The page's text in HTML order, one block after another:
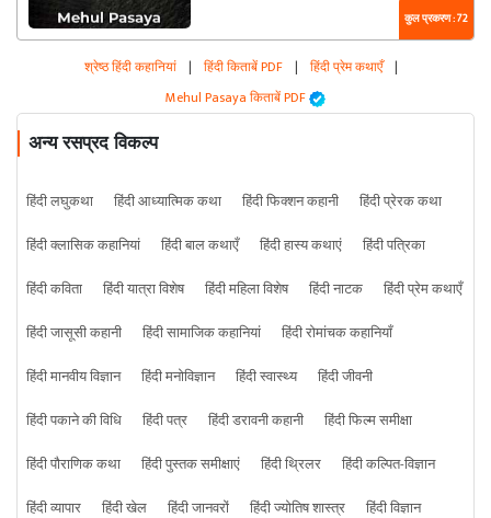
कुल प्रकरण : 72
श्रेष्ठ हिंदी कहानियां | हिंदी किताबें PDF | हिंदी प्रेम कथाएँ |
Mehul Pasaya किताबें PDF
अन्य रसप्रद विकल्प
हिंदी लघुकथा हिंदी आध्यात्मिक कथा हिंदी फिक्शन कहानी
हिंदी प्रेरक कथा
हिंदी क्लासिक कहानियां
हिंदी बाल कथाएँ हिंदी हास्य कथाएं
हिंदी पत्रिका
हिंदी कविता
हिंदी यात्रा विशेष हिंदी महिला विशेष हिंदी नाटक
हिंदी प्रेम कथाएँ
हिंदी जासूसी कहानी
हिंदी सामाजिक कहानियां
हिंदी रोमांचक कहानियाँ
हिंदी मानवीय विज्ञान
हिंदी मनोविज्ञान हिंदी स्वास्थ्य
हिंदी जीवनी
हिंदी पकाने की विधि
हिंदी पत्र हिंदी डरावनी कहानी
हिंदी फिल्म समीक्षा
हिंदी पौराणिक कथा
हिंदी पुस्तक समीक्षाएं हिंदी थ्रिलर
हिंदी कल्पित-विज्ञान
हिंदी व्यापार
हिंदी खेल हिंदी जानवरों हिंदी ज्योतिष शास्त्र हिंदी विज्ञान